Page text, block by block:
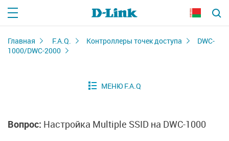
Главная F.A.Q. Контроллеры точек доступа
DWC-
1000/DWC-2000
Вопрос: Настройка Multiple SSID на DWC-1000